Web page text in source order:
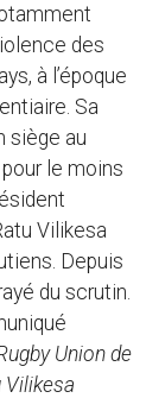
des
à l’époque
Sa
siège au
le moins
Vilikesa
Depuis
du scrutin.
Union de
Vilikesa